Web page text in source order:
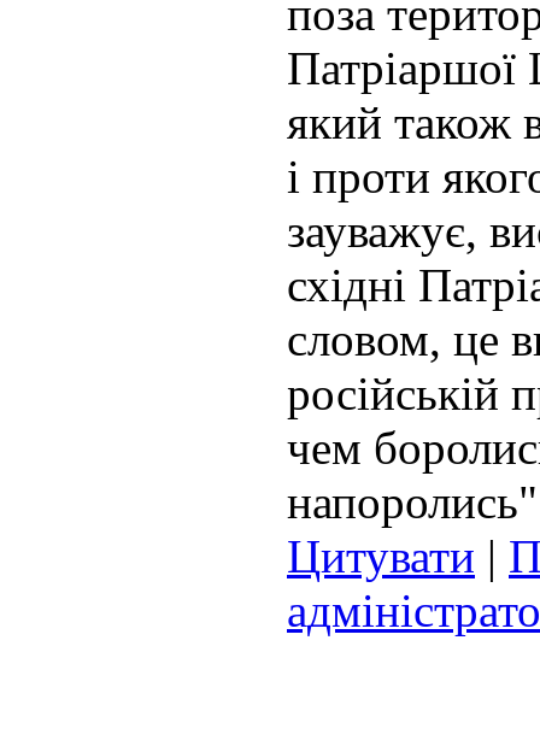
поза
який також
і проти
зауважує,
східні
словом, це
російській
чем
Цитувати |